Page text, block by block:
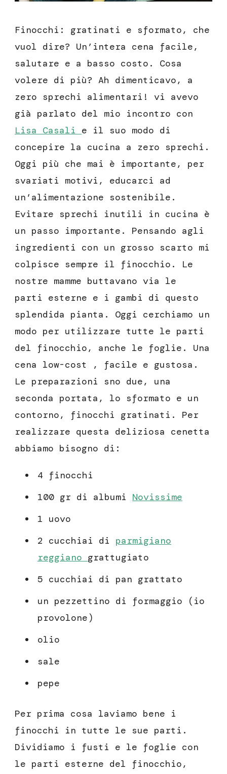
Finocchi: gratinati e sformato, che
vuol dire? Un’intera cena facile,
salutare e a basso costo. Cosa
volere di più? Ah dimenticavo, a
zero sprechi alimentari! vi avevo
già parlato del mio incontro con
Lisa Casali e il suo modo di
concepire la cucina a zero sprechi.
Oggi più che mai è importante, per
svariati motivi, educarci ad
un’alimentazione sostenibile.
Evitare sprechi inutili in cucina è
un passo importante. Pensando agli
ingredienti con un grosso scarto mi
colpisce sempre il finocchio. Le
nostre mamme buttavano via le
parti esterne e i gambi di questo
splendida pianta. Oggi cerchiamo un
modo per utilizzare tutte le parti
del finocchio, anche le foglie. Una
cena low-cost , facile e gustosa.
Le preparazioni sno due, una
seconda portata, lo sformato e un
contorno, finocchi gratinati. Per
realizzare questa deliziosa cenetta
abbiamo bisogno di:
4 finocchi
100 gr di albumi Novissime
1 uovo
2 cucchiai di parmigiano
reggiano grattugiato
5 cucchiai di pan grattato
un pezzettino di formaggio (io
provolone)
olio
sale
pepe
Per prima cosa laviamo bene i
finocchi in tutte le sue parti.
Dividiamo i fusti e le foglie con
le parti esterne del finocchio,